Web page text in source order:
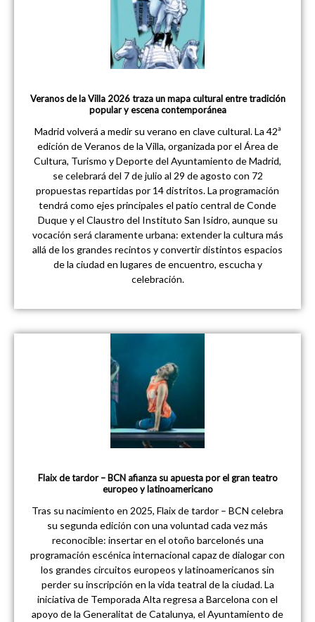
Veranos de la Villa 2026 traza un mapa cultural entre tradición
popular y escena contemporánea
Madrid volverá a medir su verano en clave cultural. La 42ª
edición de Veranos de la Villa, organizada por el Área de
Cultura, Turismo y Deporte del Ayuntamiento de Madrid,
se celebrará del 7 de julio al 29 de agosto con 72
propuestas repartidas por 14 distritos. La programación
tendrá como ejes principales el patio central de Conde
Duque y el Claustro del Instituto San Isidro, aunque su
vocación será claramente urbana: extender la cultura más
allá de los grandes recintos y convertir distintos espacios
de la ciudad en lugares de encuentro, escucha y
celebración.
Flaix de tardor – BCN afianza su apuesta por el gran teatro
europeo y latinoamericano
Tras su nacimiento en 2025, Flaix de tardor – BCN celebra
su segunda edición con una voluntad cada vez más
reconocible: insertar en el otoño barcelonés una
programación escénica internacional capaz de dialogar con
los grandes circuitos europeos y latinoamericanos sin
perder su inscripción en la vida teatral de la ciudad. La
iniciativa de Temporada Alta regresa a Barcelona con el
apoyo de la Generalitat de Catalunya, el Ayuntamiento de